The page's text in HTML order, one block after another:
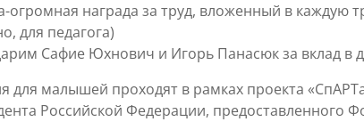
огромная награда за труд, вложенный в каждую
для педагога)
Сафие Юхнович и Игорь Панасюк за вклад в
для малышей проходят в рамках проекта
Российской Федерации, предоставленного